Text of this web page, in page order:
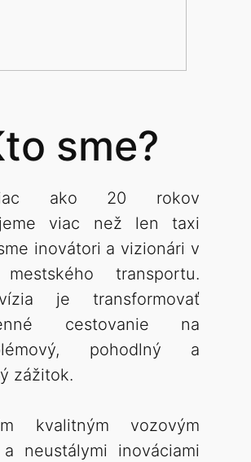
sme?
ako 20 rokov
viac než len taxi
inovátori a vizionári v
transportu.
je transformovať
cestovanie na
pohodlný a
zážitok.
kvalitným vozovým
neustálymi inováciami